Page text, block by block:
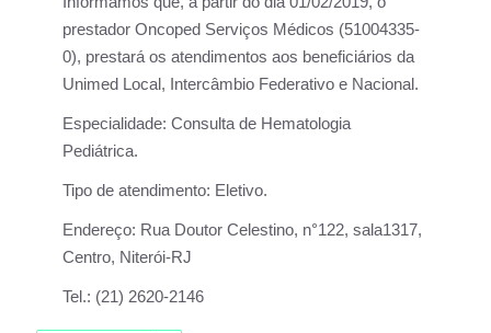
prestador Oncoped Serviços Médicos (51004335-
0), prestará os atendimentos aos beneficiários da
Unimed Local, Intercâmbio Federativo e Nacional.
Especialidade: Consulta de Hematologia
Pediátrica.
Tipo de atendimento: Eletivo.
Endereço: Rua Doutor Celestino, n°122, sala1317,
Centro, Niterói-RJ
Tel.: (21) 2620-2146